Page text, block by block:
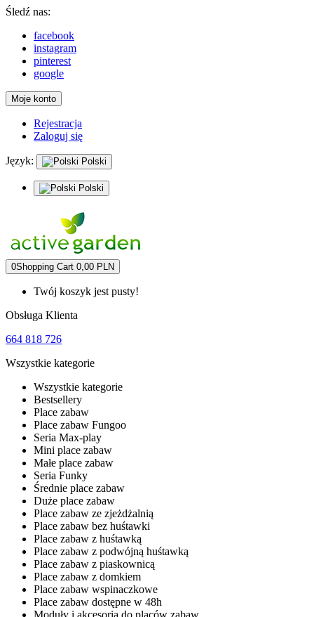
Śledź nas:
facebook
instagram
pinterest
google
Moje konto
Rejestracja
Zaloguj się
Język: Polski
Polski
0Shopping Cart 0,00 PLN
Twój koszyk jest pusty!
Obsługa Klienta
664 818 726
Wszystkie kategorie
Wszystkie kategorie
Bestsellery
Place zabaw
Place zabaw Fungoo
Seria Max-play
Mini place zabaw
Małe place zabaw
Seria Funky
Średnie place zabaw
Duże place zabaw
Place zabaw ze zjeżdżalnią
Place zabaw bez huśtawki
Place zabaw z huśtawką
Place zabaw z podwójną huśtawką
Place zabaw z piaskownicą
Place zabaw z domkiem
Place zabaw wspinaczkowe
Place zabaw dostępne w 48h
Moduły i akcesoria do placów zabaw